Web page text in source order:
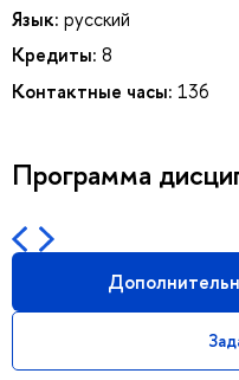
Язык: русский
Кредиты: 8
Контактные часы: 136
Программа